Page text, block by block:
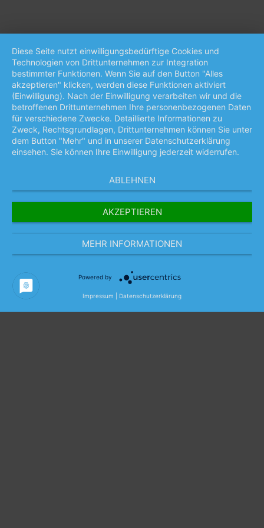
Diese Seite nutzt einwilligungsbedürftige Cookies und
Technologien von Drittunternehmen zur Integration
bestimmter Funktionen. Wenn Sie auf den Button "Alles
akzeptieren" klicken, werden diese Funktionen aktiviert
(Einwilligung). Nach der Einwilligung verarbeiten wir und die
betroffenen Drittunternehmen Ihre personenbezogenen Daten
für verschiedene Zwecke. Detaillierte Informationen zu
Zweck, Rechtsgrundlagen, Drittunternehmen können Sie unter
dem Button "Mehr" und in unserer Datenschutzerklärung
einsehen. Sie können Ihre Einwilligung jederzeit widerrufen.
ABLEHNEN
AKZEPTIEREN
MEHR INFORMATIONEN
Powered by
Impressum Datenschutzerklärung